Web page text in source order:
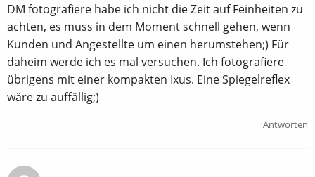
DM fotografiere habe ich nicht die Zeit auf Feinheiten zu
achten, es muss in dem Moment schnell gehen, wenn
Kunden und Angestellte um einen herumstehen;) Für
daheim werde ich es mal versuchen. Ich fotografiere
übrigens mit einer kompakten Ixus. Eine Spiegelreflex
wäre zu auffällig;)
Antworten